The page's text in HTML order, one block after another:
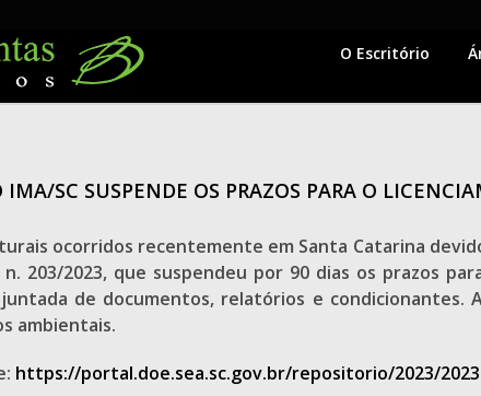
O Escritório
SC SUSPENDE OS PRAZOS PARA O
ocorridos recentemente em Santa Catarina
203/2023, que suspendeu por 90 dias os prazos
de documentos, relatórios e
ambientais.
https://portal.doe.sea.sc.gov.br/repositorio/2023/